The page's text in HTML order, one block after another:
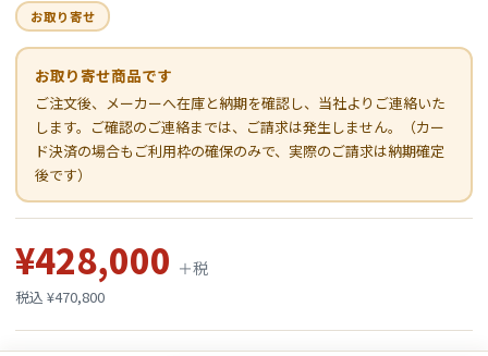
お取り寄せ
お取り寄せ商品です
ご注文後、メーカーへ在庫と納期を確認し、当社よりご連絡いた
します。ご確認のご連絡までは、ご請求は発生しません。（カー
ド決済の場合もご利用枠の確保のみで、実際のご請求は納期確定
後です）
¥428,000 ＋税
税込 ¥470,800